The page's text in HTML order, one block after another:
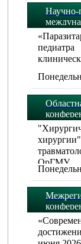
огни»:
ОрГМУ…